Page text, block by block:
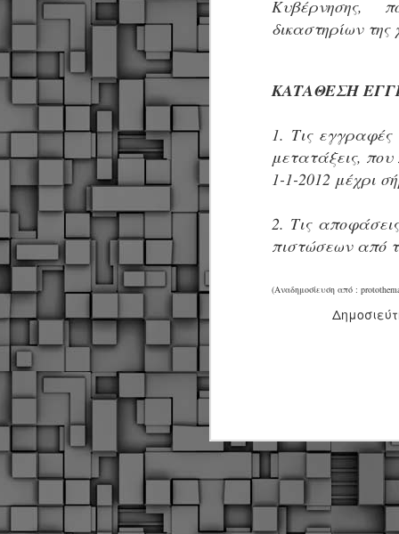
Κυβέρνησης,
δικαστηρίων
ΚΑΤΑΘΕΣΗ
1. Τις εγγραφές
μετατάξεις,
1-1-2012 μέχρι
2. Τις
πιστώσεων από
(Αναδημοσίευση από :